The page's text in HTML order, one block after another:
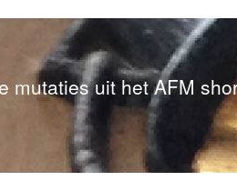
mutaties uit het AFM